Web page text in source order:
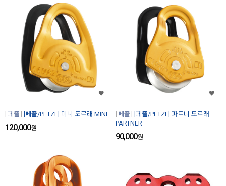
페츨 [페츨/PETZL] 미니 도르래 MINI
120,000원
페츨
[페츨/PETZL] 파트너 도르래
PARTNER
90,000원